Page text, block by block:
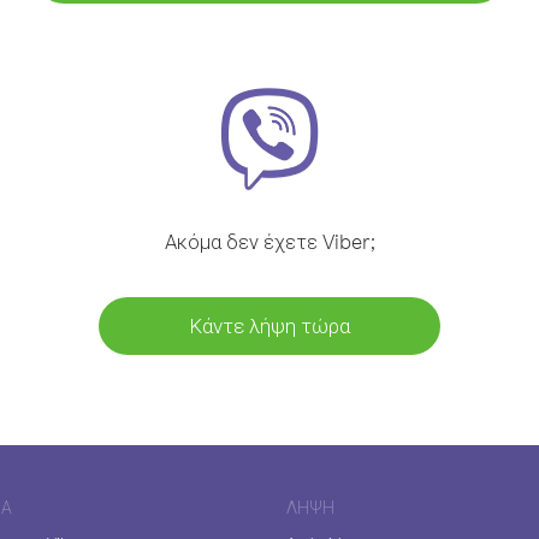
Ακόμα δεν έχετε Viber;
Κάντε λήψη τώρα
ΛΉΨΗ